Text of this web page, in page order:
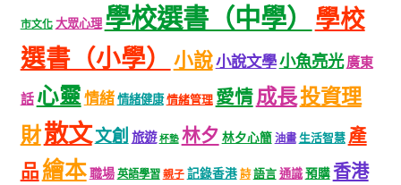
市文化 大眾心理 學校選書（中學）
學校
選書（小學）
小說小說文學小魚亮光 廣東
話 心靈情緒情緒健康情緒管理 愛情成長投資理
財散文文創 旅遊 杯墊 林夕 林夕心簡 油畫 生活智慧 產
品繪本職場 英語學習 親子 記錄香港 詩 語言通識預購香港